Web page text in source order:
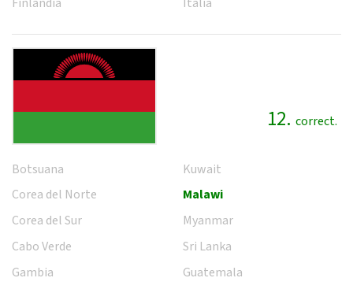
12. correct.
Botsuana
Corea del Norte
Corea del Sur
Cabo Verde
Gambia
Kuwait
Malawi
Myanmar
Sri Lanka
Guatemala